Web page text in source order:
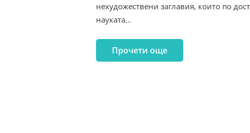
нехудожествени заглавия, които по
науката…
Прочети още